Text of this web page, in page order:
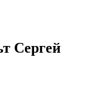
Сергей